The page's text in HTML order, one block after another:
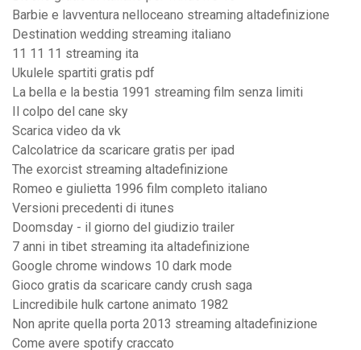
Barbie e lavventura nelloceano streaming altadefinizione
Destination wedding streaming italiano
11 11 11 streaming ita
Ukulele spartiti gratis pdf
La bella e la bestia 1991 streaming film senza limiti
Il colpo del cane sky
Scarica video da vk
Calcolatrice da scaricare gratis per ipad
The exorcist streaming altadefinizione
Romeo e giulietta 1996 film completo italiano
Versioni precedenti di itunes
Doomsday - il giorno del giudizio trailer
7 anni in tibet streaming ita altadefinizione
Google chrome windows 10 dark mode
Gioco gratis da scaricare candy crush saga
Lincredibile hulk cartone animato 1982
Non aprite quella porta 2013 streaming altadefinizione
Come avere spotify craccato